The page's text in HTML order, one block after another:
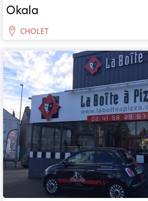
Okala
CHOLET